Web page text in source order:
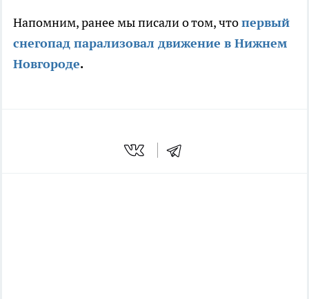
Напомним, ранее мы писали о том, чтопервый
снегопад парализовал движение в Нижнем
Новгороде.